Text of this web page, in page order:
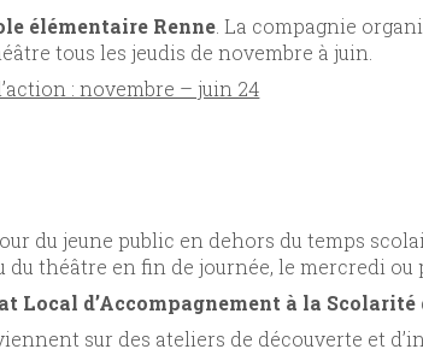
élémentaire Renne. La compagnie
tous les jeudis de novembre à juin.
: novembre – juin 24
du jeune public en dehors du temps
théâtre en fin de journée, le mercredi ou
Local d’Accompagnement à la Scolarité
sur des ateliers de découverte et